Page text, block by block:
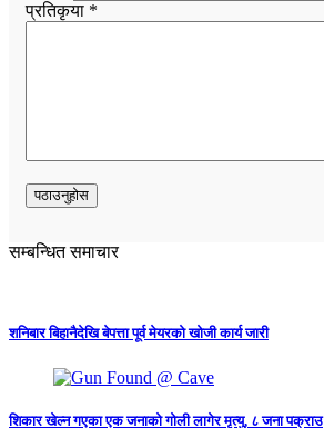
प्रतिकृया *
सम्बन्धित समाचार
शनिबार बिहानैदेखि बेपत्ता पूर्व मेयरको खोजी कार्य जारी
शिकार खेल्न गएका एक जनाको गोली लागेर मृत्यु, ८ जना पक्राउ